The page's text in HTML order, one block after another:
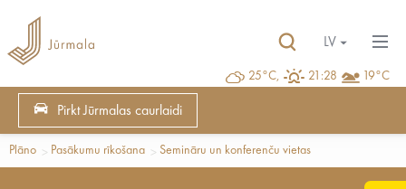
25°C, 21:28 19°C
LV
Pirkt Jūrmalas caurlaidi
Plāno Pasākumu rīkošana Semināru un konferenču vietas